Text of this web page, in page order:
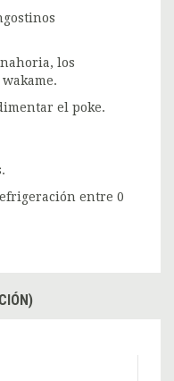
los
el poke.
entre 0